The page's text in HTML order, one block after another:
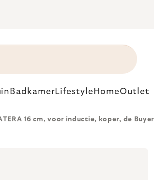
BadkamerLifestyle HomeOutlet
16 cm, voor inductie, koper, de Buyer